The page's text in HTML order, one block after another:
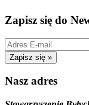
Zapisz się do
Nasz adres